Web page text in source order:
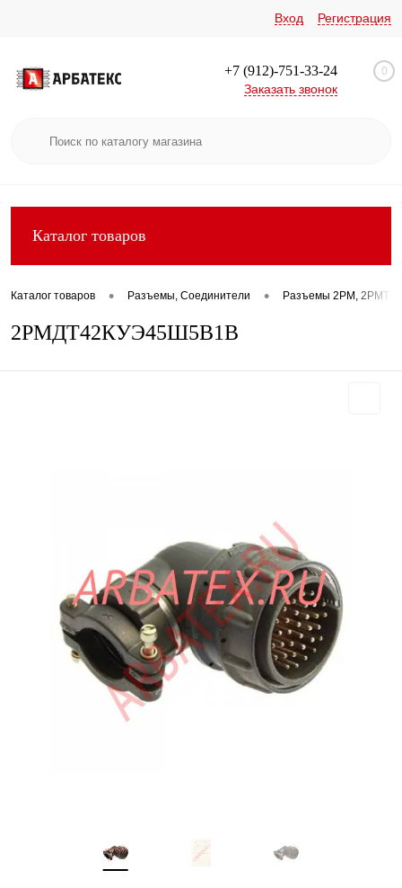
Вход Регистрация
+7 (912)-751-33-24
Заказать звонок
0
Каталог товаров
Каталог товаров • Разъемы, Соединители • Разъемы 2РМ, 2РМТ,
2РМДТ42КУЭ45Ш5В1В